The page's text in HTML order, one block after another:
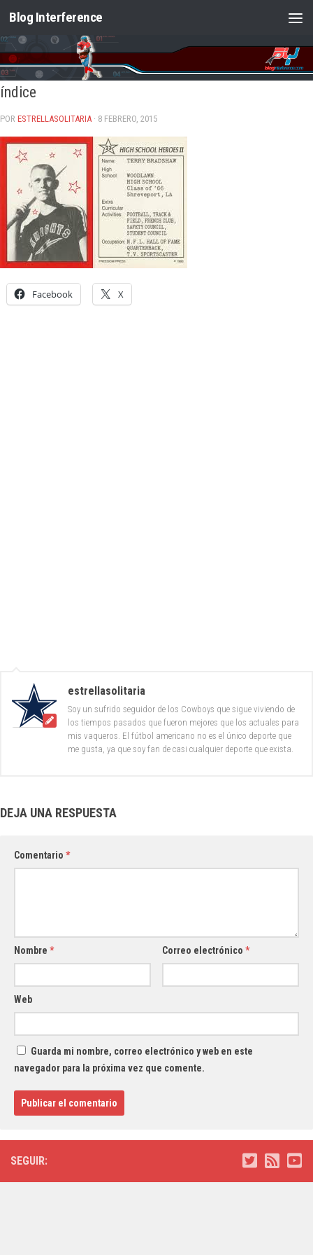
Saltar al contenido
Blog Interference
índice
POR ESTRELLASOLITARIA · 8 FEBRERO, 2015
Facebook X
estrellasolitaria
Soy un sufrido seguidor de los Cowboys que sigue viviendo de
los tiempos pasados que fueron mejores que los actuales para
mis vaqueros. El fútbol americano no es el único deporte que
me gusta, ya que soy fan de casi cualquier deporte que exista.
DEJA UNA RESPUESTA
Comentario *
Nombre * Correo electrónico*
Web
Guarda mi nombre, correo electrónico y web en este
navegador para la próxima vez que comente.
SEGUIR: